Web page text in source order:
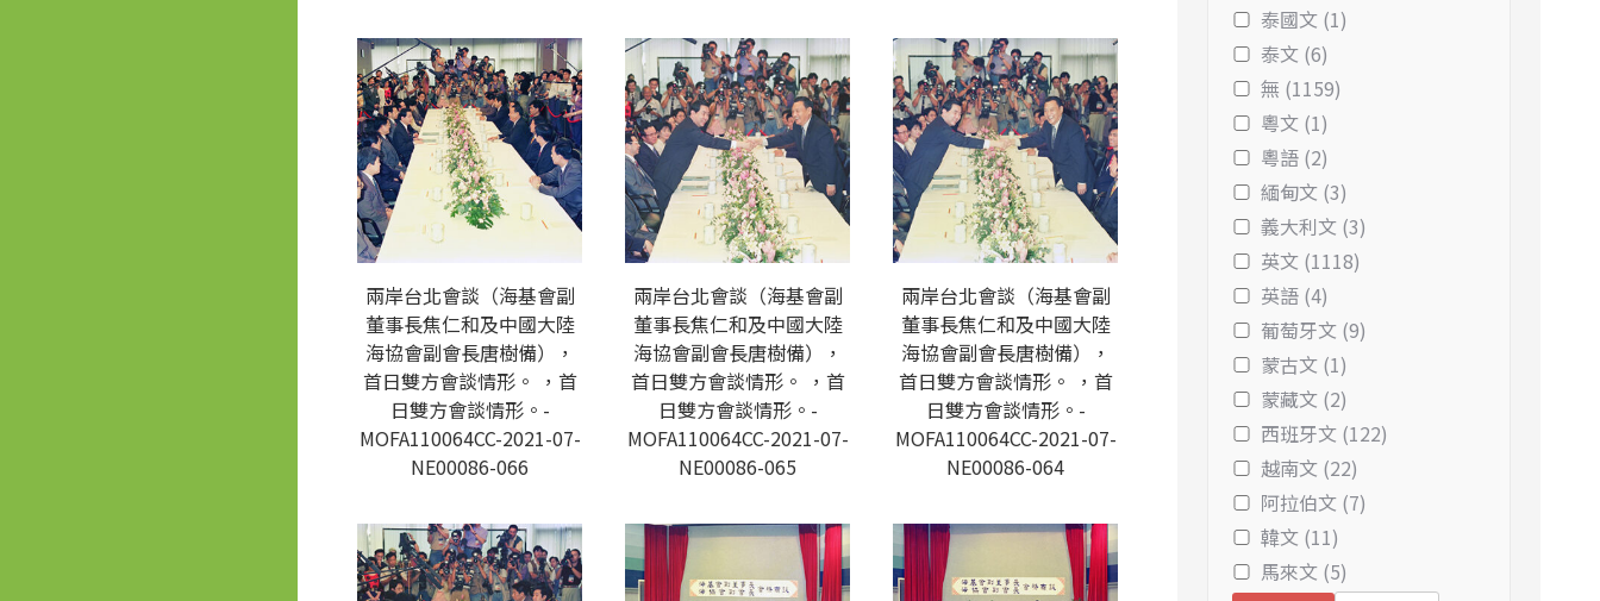
兩岸台北會談（海基會副
董事長焦仁和及中國大陸
海協會副會長唐樹備），
首日雙方會談情形。 ，首
日雙方會談情形。-
MOFA110064CC-2021-07-
NE00086-066
兩岸台北會談（海基會副
董事長焦仁和及中國大陸
海協會副會長唐樹備），
首日雙方會談情形。 ，首
日雙方會談情形。-
MOFA110064CC-2021-07-
NE00086-065
兩岸台北會談（海基會副
董事長焦仁和及中國大陸
海協會副會長唐樹備），
首日雙方會談情形。 ，首
日雙方會談情形。-
MOFA110064CC-2021-07-
NE00086-064
泰國文 (1)
泰文 (6)
無 (1159)
粵文 (1)
粵語 (2)
緬甸文 (3)
義大利文 (3)
英文 (1118)
英語 (4)
葡萄牙文 (9)
蒙古文 (1)
蒙藏文 (2)
西班牙文 (122)
越南文 (22)
阿拉伯文 (7)
韓文 (11)
馬來文 (5)